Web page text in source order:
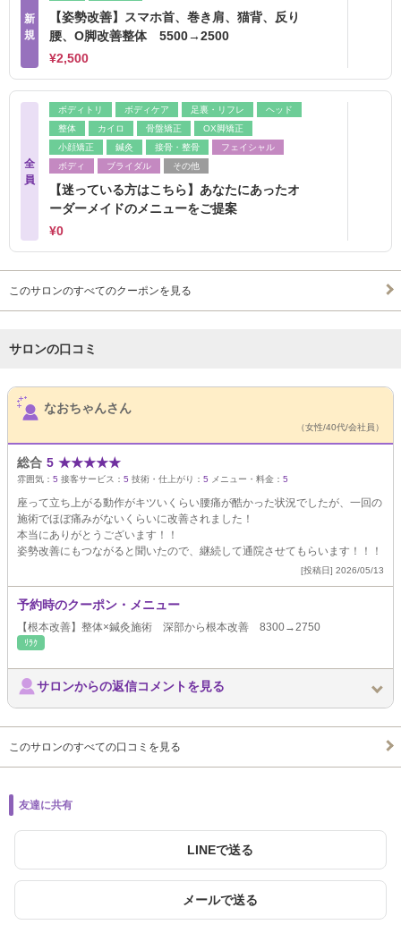
新
規
【姿勢改善】スマホ首、巻き肩、猫背、反り
腰、О脚改善整体 5500→2500
¥2,500
全
員
ボディトリ ボディケア 足裏・リフレ
ヘッド
整体
カイロ 骨盤矯正
OX脚矯正
小顔矯正
鍼灸 接骨・整骨
フェイシャル
ボディ
ブライダル その他
【迷っている方はこちら】あなたにあったオ
ーダーメイドのメニューをご提案
¥0
このサロンのすべてのクーポンを見る
サロンの口コミ
サロンPick Up
なおちゃんさん
（女性/40代/会社員）
総合 5 ★★★★★
雰囲気： 5 接客サービス： 5 技術・仕上がり： 5 メニュー・料金： 5
座って立ち上がる動作がキツいくらい腰痛が酷かった状況でしたが、一回の
施術でほぼ痛みがないくらいに改善されました！
本当にありがとうございます！！
姿勢改善にもつながると聞いたので、継続して通院させてもらいます！！！
[投稿日] 2026/05/13
予約時のクーポン・メニュー
【根本改善】整体×鍼灸施術 深部から根本改善 8300→2750
ﾘﾗｸ
サロンからの返信コメントを見る
このサロンのすべての口コミを見る
友達に共有
LINEで送る
メールで送る